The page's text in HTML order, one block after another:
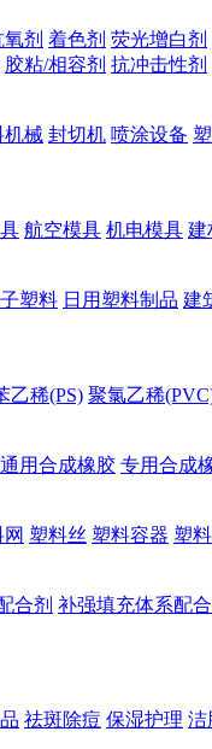
剂 着色剂 荧光增白剂
胶粘/相容剂 抗冲击性剂
机械 封切机 喷涂设备
航空模具 机电模具 建
塑料 日用塑料制品 建
乙稀(PS) 聚氯乙稀
用合成橡胶 专用合成
塑料丝 塑料容器 塑
合剂 补强填充体系配
祛斑除痘 保湿护理 洁